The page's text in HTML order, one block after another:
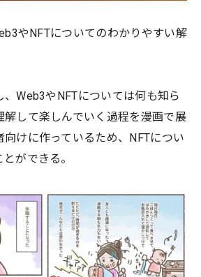
やNFTについてのわかりやすい解
Web3やNFTについては何も知ら
解して楽しんでいく過程を漫画で展
向けに作っているため、NFTについ
ができる。